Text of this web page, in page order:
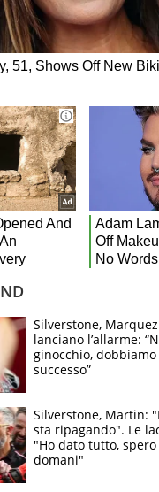
Silverstone,
lanciano l’allarme:
ginocchio,
successo”
Silverstone, Martin:
sta ripagando". Le
"Ho dato tutto,
domani"